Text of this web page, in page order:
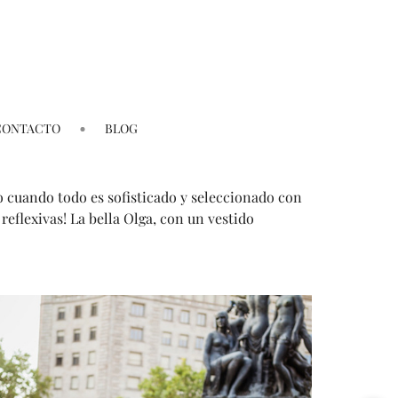
BLOG
todo es sofisticado y seleccionado con
La bella Olga, con un vestido